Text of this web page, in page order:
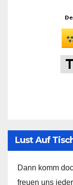
Lust Auf
Dann komm
freuen uns